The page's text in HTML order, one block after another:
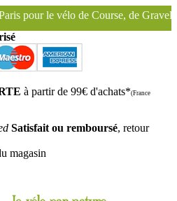
de Course, de Gravel, VTT, VTC ...
à partir de 99€ d'achats*(France
Satisfait ou remboursé, retour
magasin